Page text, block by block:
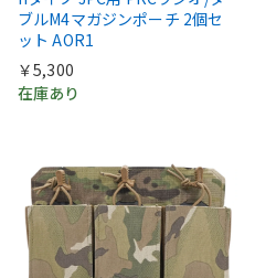
ブルM4マガジンポーチ 2個セ
ット AOR1
￥5,300
在庫あり